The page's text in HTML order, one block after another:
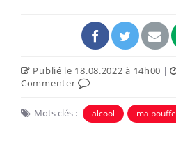
Publié le 18.08.2022 à 14h00 |
Commenter
Mots clés : alcool malbouffe